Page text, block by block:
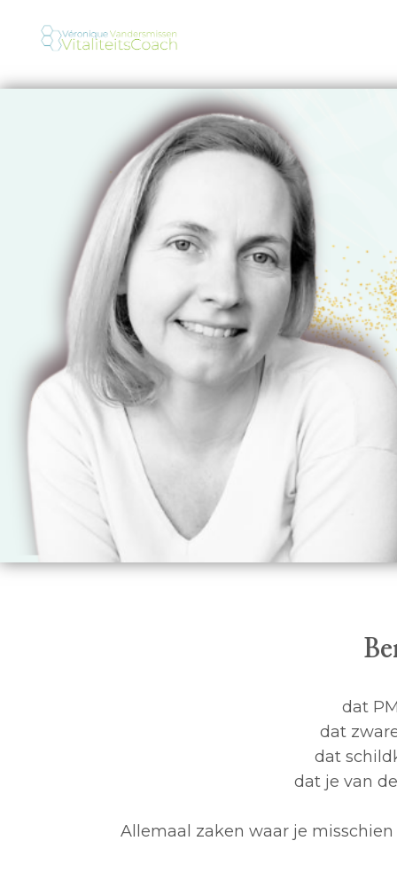
dat
dat
dat
dat je van
Allemaal zaken waar je